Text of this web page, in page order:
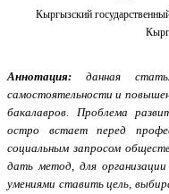
Кыргызский
Аннотация: данная
самостоятельности и
бакалавров. Проблема
остро встает перед
социальным запросом
дать метод, для
умениями ставить цель,